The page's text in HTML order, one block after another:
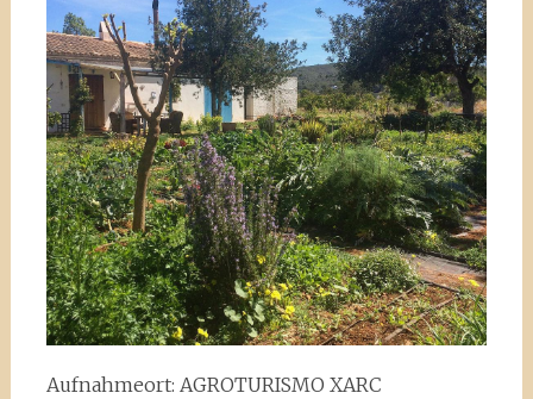
Aufnahmeort: AGROTURISMO XARC